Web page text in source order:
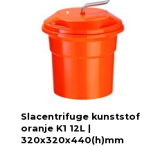
Slacentrifuge kunststof
oranje K1 12L |
320x320x440(h)mm